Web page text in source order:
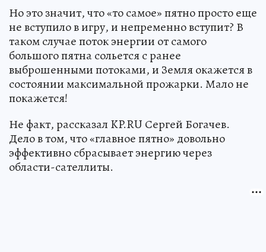
Но это значит, что «то самое» пятно просто еще
не вступило в игру, и непременно вступит? В
таком случае поток энергии от самого
большого пятна сольется с ранее
выброшенными потоками, и Земля окажется в
состоянии максимальной прожарки. Мало не
покажется!
Не факт, рассказал KP.RU Сергей Богачев.
Дело в том, что «главное пятно» довольно
эффективно сбрасывает энергию через
области-сателлиты.